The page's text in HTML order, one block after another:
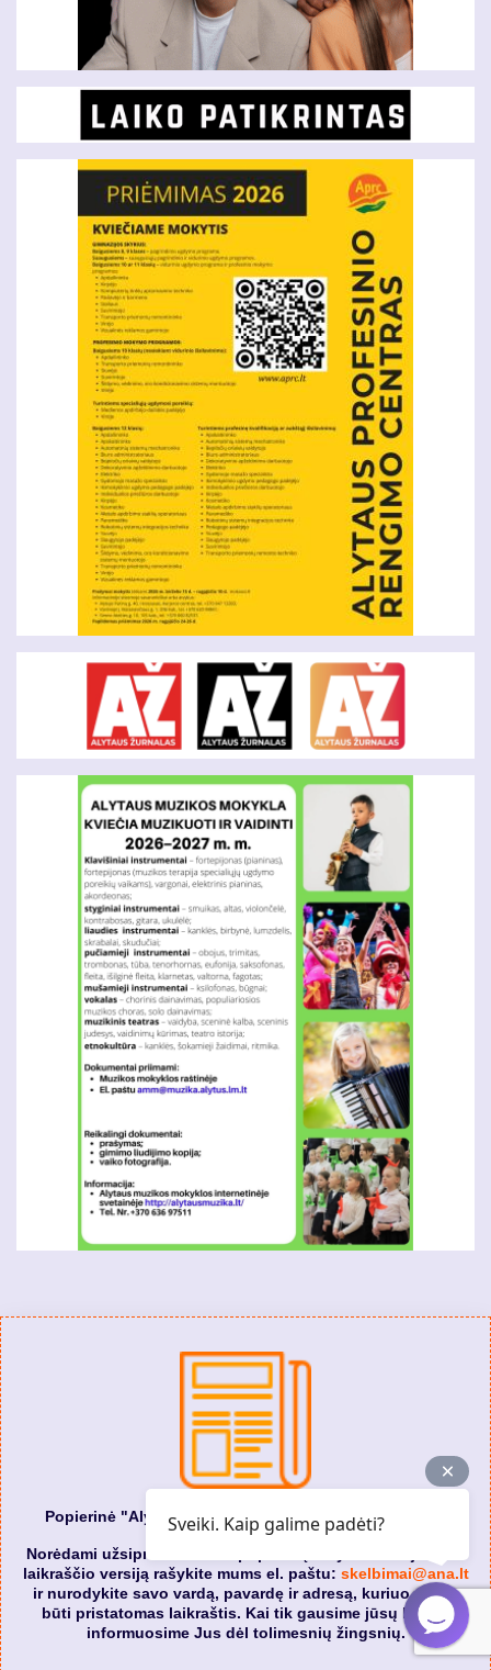
Popierinė "Alytaus naujienos" laikraščio prenumerata
Norėdami užsiprenumeruoti popierinę "Alytaus naujienos"
laikraščio versiją rašykite mums el. paštu: skelbimai@ana.lt
ir nurodykite savo vardą, pavardę ir adresą, kuriuo turėtų
būti pristatomas laikraštis. Kai tik gausime jūsų laišką,
informuosime Jus dėl tolimesnių žingsnių.
Sveiki. Kaip galime padėti?